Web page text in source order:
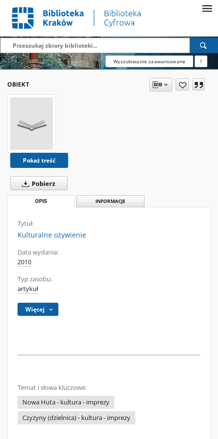
Wyszukiwanie zaawansowane ?
OBIEKT
Pokaż treść
Pobierz
OPIS INFORMACJE
Tytuł:
Kulturalne ożywienie
Data wydania:
2010
Typ zasobu:
artykuł
Więcej
Temat i słowa kluczowe:
Nowa Huta - kultura - imprezy
Czyżyny (dzielnica) - kultura - imprezy